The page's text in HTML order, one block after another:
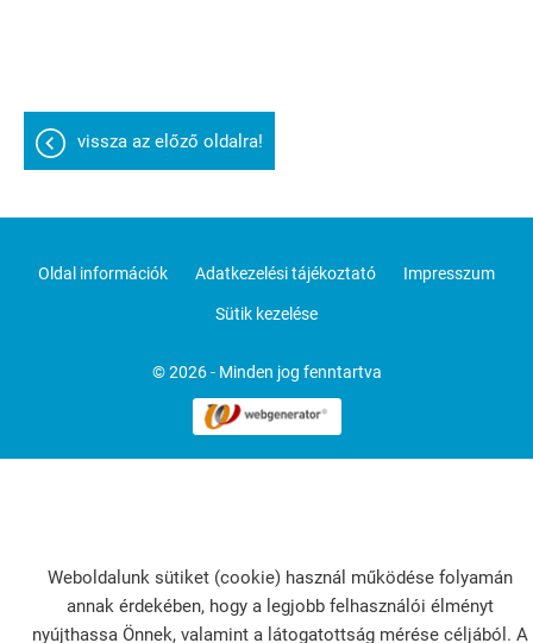
vissza az előző oldalra!
© 2026 - Minden jog fenntartva
Oldal információk Adatkezelési tájékoztató Impresszum
Sütik kezelése
Weboldalunk sütiket (cookie) használ működése folyamán
annak érdekében, hogy a legjobb felhasználói élményt
nyújthassa Önnek, valamint a látogatottság mérése céljából. A